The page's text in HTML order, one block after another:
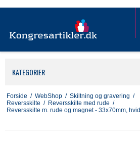
KATEGORIER
Forside / WebShop / Skiltning og gravering /
Reversskilte / Reversskilte med rude /
Reversskilte m. rude og magnet - 33x70mm, hvid